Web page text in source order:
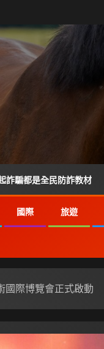
民防詐教材
國際 旅遊
國際博覽會正式啟動